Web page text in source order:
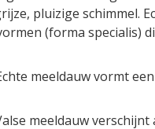
pluizige schimmel.
(forma specialis)
meeldauw vormt
meeldauw